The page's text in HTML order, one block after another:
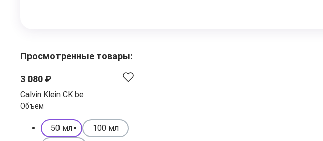
Просмотренные товары:
3 080 ₽
Calvin Klein CK be
Объем
50 мл
100 мл